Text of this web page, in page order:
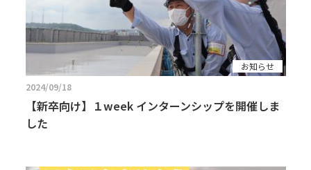
お知らせ
2024/09/18
【新卒向け】１week インターンシップを開催しま
した